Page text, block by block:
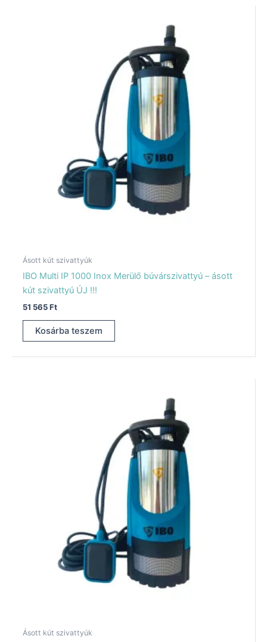
Ásott kút szivattyúk
IBO Multi IP 1000 Inox Merülő búvárszivattyú – ásott
kút szivattyú ÚJ !!!
51 565Ft
Kosárba teszem
Ásott kút szivattyúk